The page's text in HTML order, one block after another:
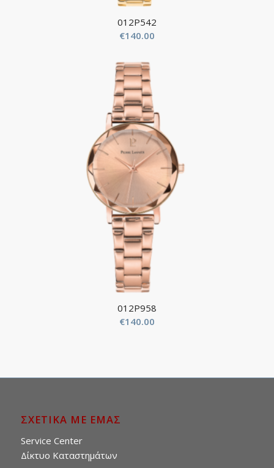
012P542
€140.00
012P958
€140.00
ΣΧΕΤΙΚΑ ΜΕ ΕΜΑΣ
Service Center
Δίκτυο Καταστημάτων